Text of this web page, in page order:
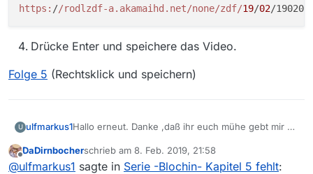
https: //rodlzdf-a.akamaihd.net/none/zdf/19/02/
Drücke Enter und speichere das Video.
Folge 5 (Rechtsklick und speichern)
U ulfmarkus1Hallo erneut. Danke ,daß ihr euch mühe gebt mir zu
Leider waren die letzten beiden Tipps nicht
hilfreich, da ich die neueste Version von Mediathek
Offline
DaDirnbocherschrieb am 8. Feb. 2019, 21:58
zuletzt editiert von
@ulfmarkus1 sagte in Serie -Blochin- Kapitel 5 fehlt: